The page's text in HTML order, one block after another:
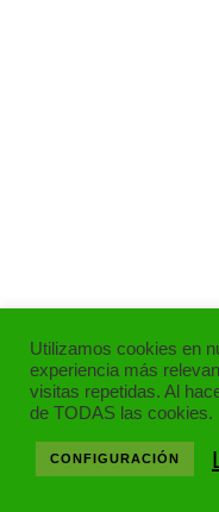
Utilizamos cookies en
experiencia más
visitas repetidas. Al
de TODAS las cookies.
CONFIGURACIÓN